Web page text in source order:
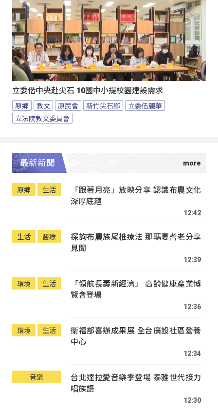
立委偕中央赴尖石 10國中小提校園建設需求
原鄉 教文 原民會 新竹尖石鄉
立委伍麗華
立法院教文委員會
最新新聞
原鄉 生活
「跟著月亮」放映分享 認識布農文化
深厚底蘊
12:42
生活 醫療
探詢布農族尾椎療法 那瑪夏耆老分享
見聞
12:39
環境 生活
「領航長壽新經濟」 高齡健康產業博
覽會登場
12:36
環境 生活
衛福部喜辦成果展 全台廣設社區營養
中心
12:34
音樂
台北達拉愛音樂季登場 泰雅世代接力
唱族語
12:30